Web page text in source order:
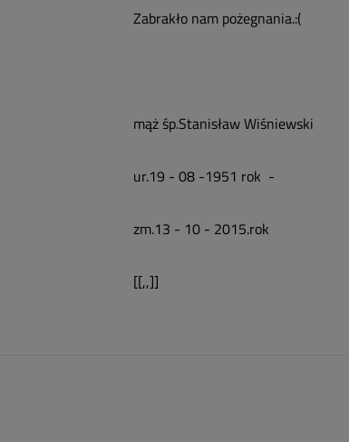
Zabrakło nam pożegnania.:(
mąż śp.Stanisław Wiśniewski
ur.19 - 08 -1951 rok -
zm.13 - 10 - 2015.rok
[[,,]]